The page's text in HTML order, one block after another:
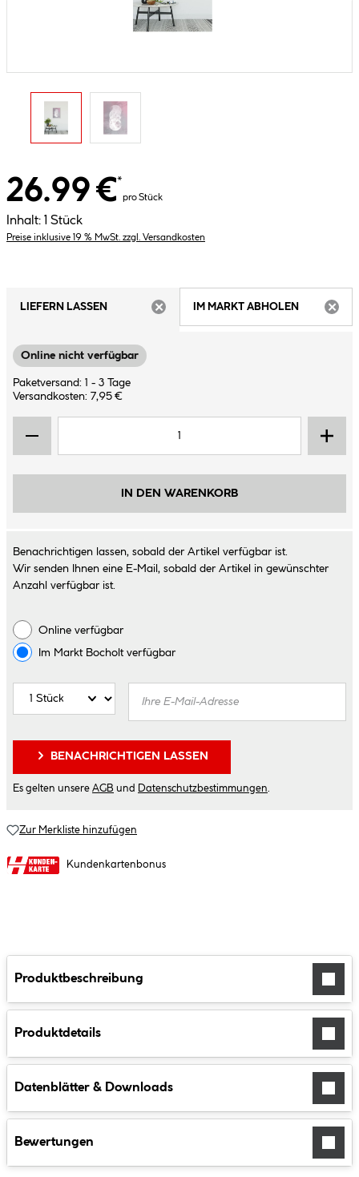
26.99 €*
pro Stück
Inhalt: 1 Stück
Preise inklusive 19 % MwSt. zzgl. Versandkosten
LIEFERN LASSEN
IM MARKT ABHOLEN
Online nicht verfügbar
Paketversand: 1 - 3 Tage
Versandkosten: 7,95 €
IN DEN WARENKORB
Benachrichtigen lassen, sobald der Artikel verfügbar ist.
Wir senden Ihnen eine E-Mail, sobald der Artikel in gewünschter
Anzahl verfügbar ist.
Online verfügbar
Im Markt Bocholtverfügbar
BENACHRICHTIGEN LASSEN
Es gelten unsere AGB und Datenschutzbestimmungen
Zur Merkliste hinzufügen
Kundenkartenbonus
Produktbeschreibung
Produktdetails
Datenblätter & Downloads
Bewertungen